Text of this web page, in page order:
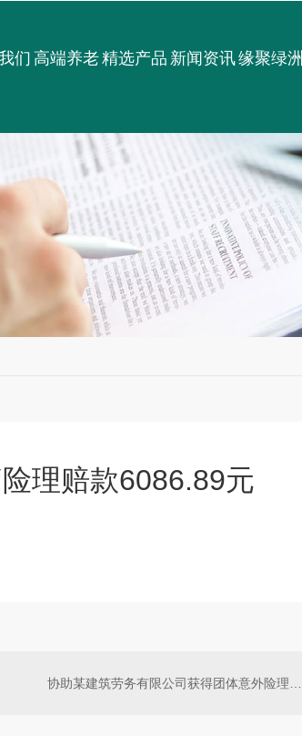
们 高端养老精选产品 新闻资讯缘聚绿洲
理赔款6086.89元
协助某建筑劳务有限公司获得团体意外险理赔款6469.93元